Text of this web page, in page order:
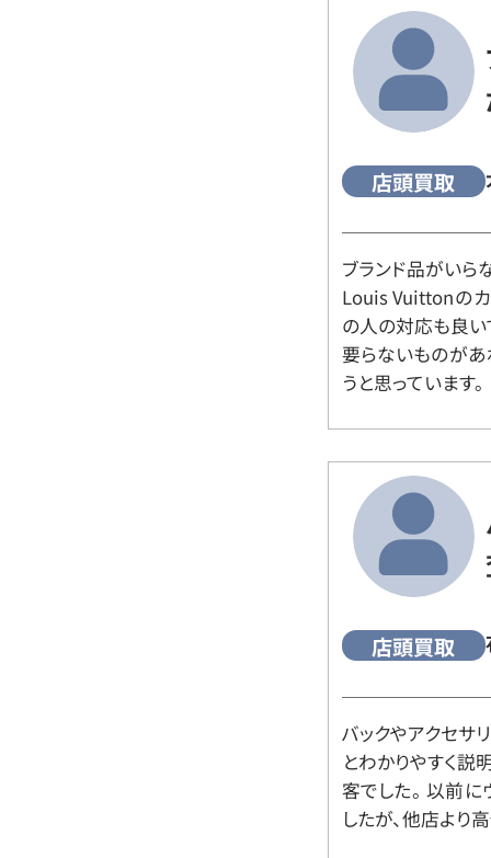
店頭買取
ブランド品がいら
Louis Vuittonの
の人の対応も良い
要らないものがあ
うと思っています。
店頭買取
バックやアクセサ
とわかりやすく説
客でした。 以前
したが、他店より